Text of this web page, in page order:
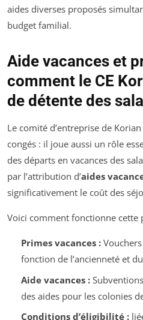
aides diverses proposés
budget familial.
Aide vacances et
comment le CE
de détente des
Le comité d’entreprise de
congés : il joue aussi un rôle
des départs en vacances des
par l’attribution d’aides
significativement le coût des
Voici comment fonctionne cette
Primes vacances :
fonction de l’ancienneté et
Aide vacances :
des aides pour les colonies
Conditions d’éligibilité :